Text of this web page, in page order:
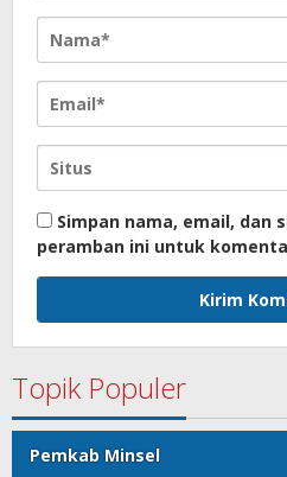
Simpan nama, email, dan
peramban ini untuk
Topik Populer
Pemkab Minsel